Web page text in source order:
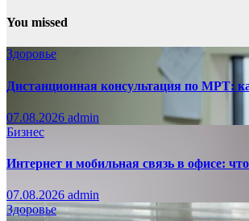
You missed
Здоровье
Дистанционная консультация по МРТ:
07.08.2026 admin
Бизнес
Интернет и мобильная связь в офисе:
07.08.2026 admin
Здоровье